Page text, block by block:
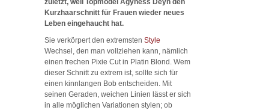
Kurzhaarschnitt für Frauen wieder neues
Leben eingehaucht hat.
Sie verkörpert den extremsten Style
Wechsel, den man vollziehen kann, nämlich
einen frechen Pixie Cut in Platin Blond. Wem
dieser Schnitt zu extrem ist, sollte sich für
einen kinnlangen Bob entscheiden. Mit
seinen Geraden, weichen Linien lässt er sich
in alle möglichen Variationen stylen; ob